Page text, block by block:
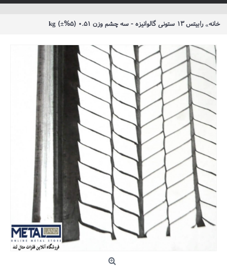
خانه رابیتس 13 ستونی گالوانیزه - سه چشم وزن 0.51 (5%±) kg